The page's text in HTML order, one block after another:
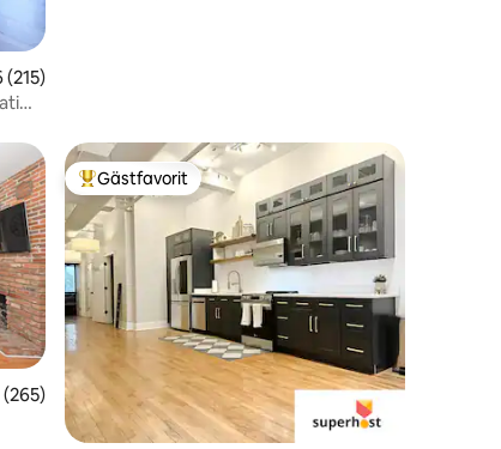
5 i genomsnittligt betyg, 215 omdömen
(215)
5 i genomsnittligt betyg, 265 omdömen
Populär gästfavorit
Gästfavorit